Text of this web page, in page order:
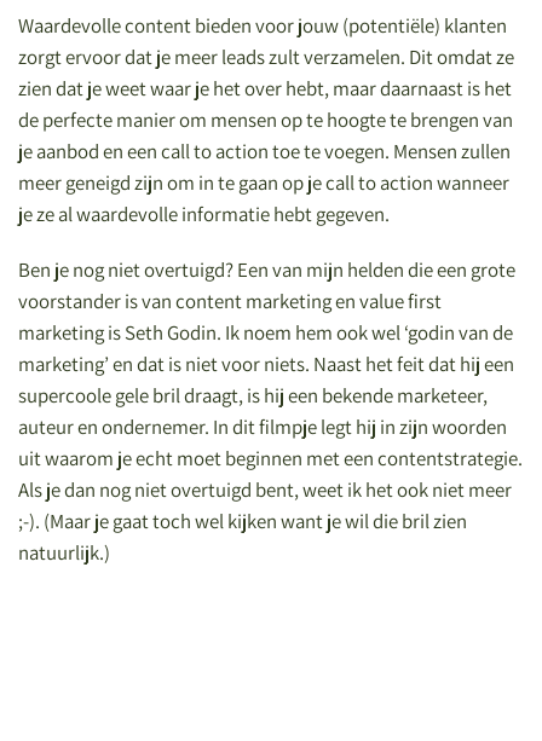
Waardevolle content bieden voor jouw (potentiële) klanten
zorgt ervoor dat je meer leads zult verzamelen. Dit omdat ze
zien dat je weet waar je het over hebt, maar daarnaast is het
de perfecte manier om mensen op te hoogte te brengen van
je aanbod en een call to action toe te voegen. Mensen zullen
meer geneigd zijn om in te gaan op je call to action wanneer
je ze al waardevolle informatie hebt gegeven.
Ben je nog niet overtuigd? Een van mijn helden die een grote
voorstander is van content marketing en value first
marketing is Seth Godin. Ik noem hem ook wel ‘godin van de
marketing’ en dat is niet voor niets. Naast het feit dat hij een
supercoole gele bril draagt, is hij een bekende marketeer,
auteur en ondernemer. In dit filmpje legt hij in zijn woorden
uit waarom je echt moet beginnen met een contentstrategie.
Als je dan nog niet overtuigd bent, weet ik het ook niet meer
;-). (Maar je gaat toch wel kijken want je wil die bril zien
natuurlijk.)